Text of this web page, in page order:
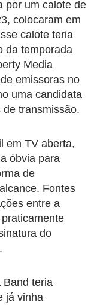
por um calote de
colocaram em
calote teria
da temporada
Media
emissoras no
uma candidata
transmissão.
em TV aberta,
óbvia para
de
Fontes
entre a
do
Band teria
já vinha